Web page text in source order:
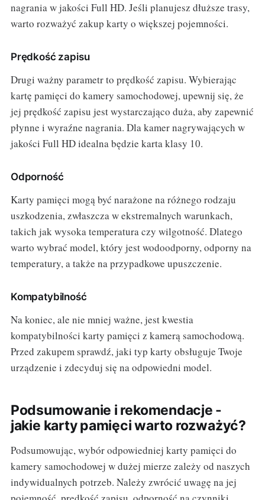
nagrania w jakości Full HD. Jeśli planujesz dłuższe trasy,
warto rozważyć zakup karty o większej pojemności.
Prędkość zapisu
Drugi ważny parametr to prędkość zapisu. Wybierając
kartę pamięci do kamery samochodowej, upewnij się, że
jej prędkość zapisu jest wystarczająco duża, aby zapewnić
płynne i wyraźne nagrania. Dla kamer nagrywających w
jakości Full HD idealna będzie karta klasy 10.
Odporność
Karty pamięci mogą być narażone na różnego rodzaju
uszkodzenia, zwłaszcza w ekstremalnych warunkach,
takich jak wysoka temperatura czy wilgotność. Dlatego
warto wybrać model, który jest wodoodporny, odporny na
temperatury, a także na przypadkowe upuszczenie.
Kompatybilność
Na koniec, ale nie mniej ważne, jest kwestia
kompatybilności karty pamięci z kamerą samochodową.
Przed zakupem sprawdź, jaki typ karty obsługuje Twoje
urządzenie i zdecyduj się na odpowiedni model.
Podsumowanie i rekomendacje -
jakie karty pamięci warto rozważyć?
Podsumowując, wybór odpowiedniej karty pamięci do
kamery samochodowej w dużej mierze zależy od naszych
indywidualnych potrzeb. Należy zwrócić uwagę na jej